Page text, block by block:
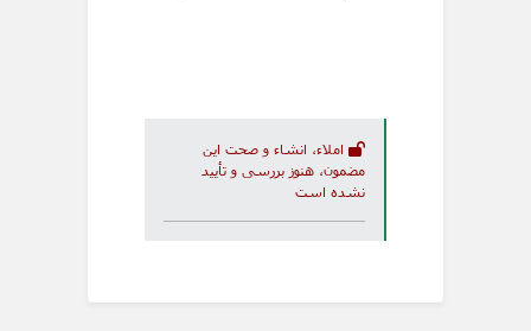
املاء، انشاء و صحت این
مضمون، هنوز بررسی و تأیید
نشده است